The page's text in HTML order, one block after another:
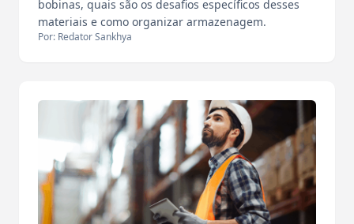
bobinas, quais são os desafios específicos desses
materiais e como organizar armazenagem.
Por: Redator Sankhya